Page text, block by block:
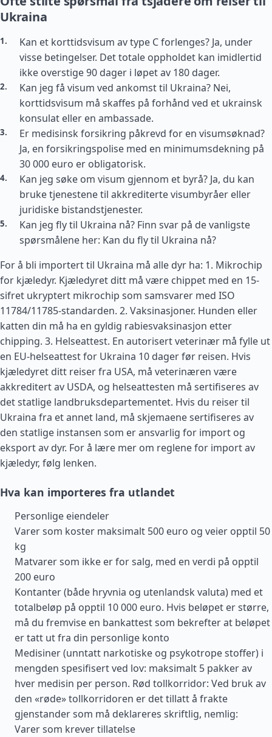
Ukraina
Kan et korttidsvisum av type C forlenges? Ja, under
visse betingelser. Det totale oppholdet kan imidlertid
ikke overstige 90 dager i løpet av 180 dager.
Kan jeg få visum ved ankomst til Ukraina? Nei,
korttidsvisum må skaffes på forhånd ved et ukrainsk
konsulat eller en ambassade.
Er medisinsk forsikring påkrevd for en visumsøknad?
Ja, en forsikringspolise med en minimumsdekning på
30 000 euro er obligatorisk.
Kan jeg søke om visum gjennom et byrå? Ja, du kan
bruke tjenestene til akkrediterte visumbyråer eller
juridiske bistandstjenester.
Kan jeg fly til Ukraina nå? Finn svar på de vanligste
spørsmålene her: Kan du fly til Ukraina nå?
For å bli importert til Ukraina må alle dyr ha: 1. Mikrochip
for kjæledyr. Kjæledyret ditt må være chippet med en 15-
sifret ukryptert mikrochip som samsvarer med ISO
11784/11785-standarden. 2. Vaksinasjoner. Hunden eller
katten din må ha en gyldig rabiesvaksinasjon etter
chipping. 3. Helseattest. En autorisert veterinær må fylle ut
en EU-helseattest for Ukraina 10 dager før reisen. Hvis
kjæledyret ditt reiser fra USA, må veterinæren være
akkreditert av USDA, og helseattesten må sertifiseres av
det statlige landbruksdepartementet. Hvis du reiser til
Ukraina fra et annet land, må skjemaene sertifiseres av
den statlige instansen som er ansvarlig for import og
eksport av dyr. For å lære mer om reglene for import av
kjæledyr, følg lenken.
Hva kan importeres fra utlandet
Personlige eiendeler
Varer som koster maksimalt 500 euro og veier opptil 50
kg
Matvarer som ikke er for salg, med en verdi på opptil
200 euro
Kontanter (både hryvnia og utenlandsk valuta) med et
totalbeløp på opptil 10 000 euro. Hvis beløpet er større,
må du fremvise en bankattest som bekrefter at beløpet
er tatt ut fra din personlige konto
Medisiner (unntatt narkotiske og psykotrope stoffer) i
mengden spesifisert ved lov: maksimalt 5 pakker av
hver medisin per person. Rød tollkorridor: Ved bruk av
den «røde» tollkorridoren er det tillatt å frakte
gjenstander som må deklareres skriftlig, nemlig:
Varer som krever tillatelse